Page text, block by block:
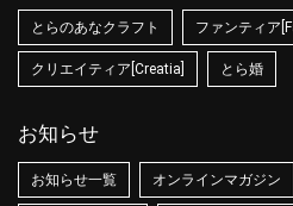
とらのあなクラフト ファンティア
クリエイティア[Creatia] とら婚
お知らせ
お知らせ一覧 オンラインマガジン